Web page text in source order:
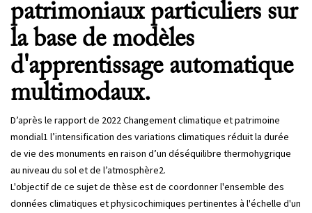
patrimoniaux particuliers sur
la base de modèles
d'apprentissage automatique
multimodaux.
D’après le rapport de 2022 Changement climatique et patrimoine
mondial1 l’intensification des variations climatiques réduit la durée
de vie des monuments en raison d’un déséquilibre thermohygrique
au niveau du sol et de l’atmosphère2.
L'objectif de ce sujet de thèse est de coordonner l'ensemble des
données climatiques et physicochimiques pertinentes à l'échelle d'un